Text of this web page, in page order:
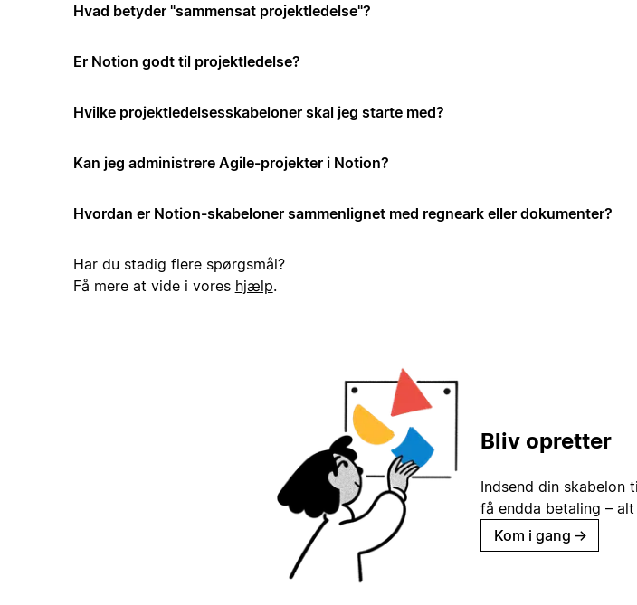
Hvad betyder "sammensat projektledelse"?
Er Notion godt til projektledelse?
Hvilke projektledelsesskabeloner skal jeg starte med?
Kan jeg administrere Agile-projekter i Notion?
Hvordan er Notion-skabeloner sammenlignet med regneark eller dokumenter?
Har du stadig flere spørgsmål?
Få mere at vide i vores hjælp.
Bliv opretter
Indsend din skabelon
få endda betaling –
Kom i gang →